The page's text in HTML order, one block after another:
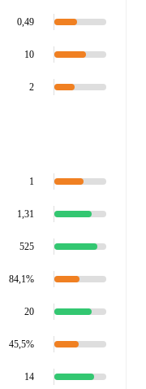
0,49
10
2
1
1,31
525
84,1%
20
45,5%
14